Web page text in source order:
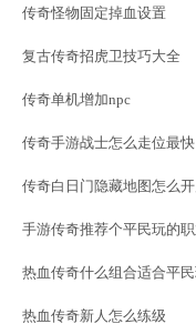
传奇怪物固定掉血设置
复古传奇招虎卫技巧大全
传奇单机增加npc
传奇手游战士怎么走位最快
传奇白日门隐藏地图怎么
手游传奇推荐个平民玩的
热血传奇什么组合适合平
热血传奇新人怎么练级